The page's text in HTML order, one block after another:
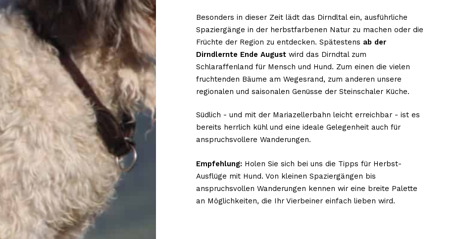
Besonders in dieser Zeit lädt das Dirndltal ein, ausführliche
Spaziergänge in der herbstfarbenen Natur zu machen oder die
Früchte der Region zu entdecken. Spätestens ab der
Dirndlernte Ende August wird das Dirndtal zum
Schlaraffenland für Mensch und Hund. Zum einen die vielen
fruchtenden Bäume am Wegesrand, zum anderen unsere
regionalen und saisonalen Genüsse der Steinschaler Küche.
Südlich - und mit der Mariazellerbahn leicht erreichbar - ist es
bereits herrlich kühl und eine ideale Gelegenheit auch für
anspruchsvollere Wanderungen.
Empfehlung: Holen Sie sich bei uns die Tipps für Herbst-
Ausflüge mit Hund. Von kleinen Spaziergängen bis
anspruchsvollen Wanderungen kennen wir eine breite Palette
an Möglichkeiten, die Ihr Vierbeiner einfach lieben wird.